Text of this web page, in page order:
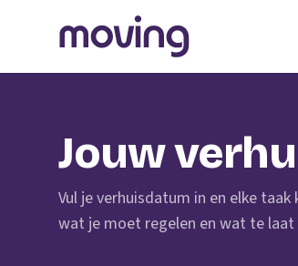
Jouw
Vul je verhuisdatum in en elke
wat je moet regelen en wat te laat